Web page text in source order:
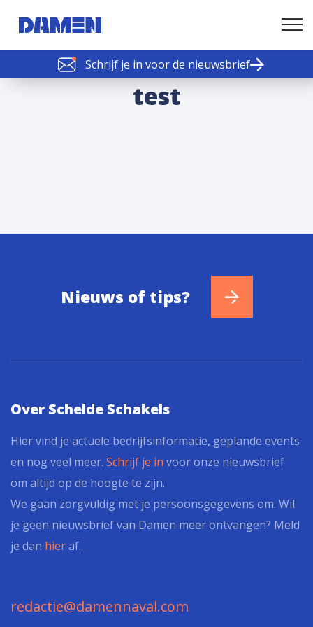
Schrijf je in voor de nieuwsbrief
SCHELDE SCHAKELS
test
Nieuws of tips?
Over Schelde Schakels
Hier vind je actuele bedrijfsinformatie, geplande events
en nog veel meer. Schrijf je in voor onze nieuwsbrief
om altijd op de hoogte te zijn.
We gaan zorgvuldig met je persoonsgegevens om. Wil
je geen nieuwsbrief van Damen meer ontvangen? Meld
je dan hieraf.
redactie@damennaval.com